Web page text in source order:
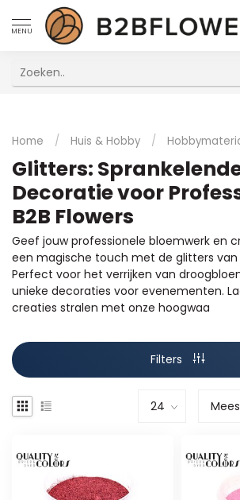
MENU
Home / Huis & Hobby /
Glitters:
Decoratie voor
B2B Flowers
Geef jouw professionele bloemwerk en
een magische touch met de glitters van
Perfect voor het verrijken van
unieke decoraties voor evenementen.
creaties stralen met onze hoogwaa
Filters